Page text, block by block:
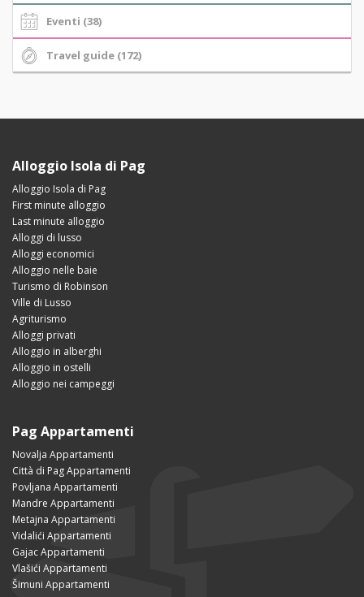
Eventi (38)
Travel guide (172)
Alloggio Isola di Pag
Alloggio Isola di Pag
First minute alloggio
Last minute alloggio
Alloggi di lusso
Alloggi economici
Alloggio nelle baie
Turismo di Robinson
Ville di Lusso
Agriturismo
Alloggi privati
Alloggio in alberghi
Alloggio in ostelli
Alloggio nei campeggi
Pag Appartamenti
Novalja Appartamenti
Città di Pag Appartamenti
Povljana Appartamenti
Mandre Appartamenti
Metajna Appartamenti
Vidalići Appartamenti
Gajac Appartamenti
Vlašići Appartamenti
Šimuni Appartamenti